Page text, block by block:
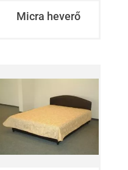
Micra heverő